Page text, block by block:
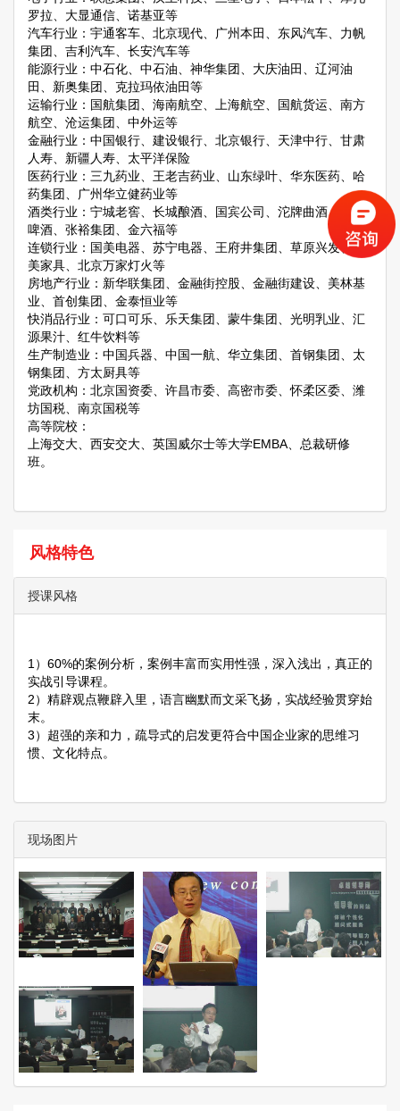
罗拉、大显通信、诺基亚等
汽车行业：宇通客车、北京现代、广州本田、东风汽车、力帆
集团、吉利汽车、长安汽车等
能源行业：中石化、中石油、神华集团、大庆油田、辽河油
田、新奥集团、克拉玛依油田等
运输行业：国航集团、海南航空、上海航空、国航货运、南方
航空、沧运集团、中外运等
金融行业：中国银行、建设银行、北京银行、天津中行、甘肃
人寿、新疆人寿、太平洋保险
医药行业：三九药业、王老吉药业、山东绿叶、华东医药、哈
药集团、广州华立健药业等
酒类行业：宁城老窖、长城酿酒、国宾公司、沱牌曲酒、青岛
啤酒、张裕集团、金六福等
连锁行业：国美电器、苏宁电器、王府井集团、草原兴发、曲
美家具、北京万家灯火等
房地产行业：新华联集团、金融街控股、金融街建设、美林基
业、首创集团、金泰恒业等
快消品行业：可口可乐、乐天集团、蒙牛集团、光明乳业、汇
源果汁、红牛饮料等
生产制造业：中国兵器、中国一航、华立集团、首钢集团、太
钢集团、方太厨具等
党政机构：北京国资委、许昌市委、高密市委、怀柔区委、潍
坊国税、南京国税等
高等院校：
上海交大、西安交大、英国威尔士等大学EMBA、总裁研修
班。
风格特色
授课风格
1）60%的案例分析，案例丰富而实用性强，深入浅出，真正的
实战引导课程。
2）精辟观点鞭辟入里，语言幽默而文采飞扬，实战经验贯穿始
末。
3）超强的亲和力，疏导式的启发更符合中国企业家的思维习
惯、文化特点。
现场图片